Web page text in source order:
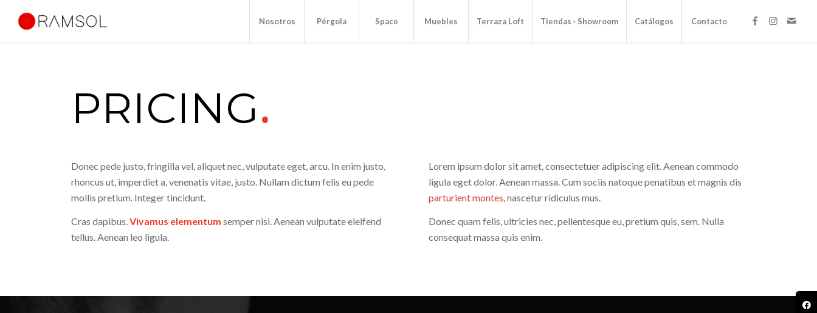
Nosotros Pérgola Space Muebles Terraza Loft Tiendas · Showroom Catálogos Contacto
PRICING.
Donec pede justo, fringilla vel, aliquet nec, vulputate eget, arcu. In enim justo,
rhoncus ut, imperdiet a, venenatis vitae, justo. Nullam dictum felis eu pede
mollis pretium. Integer tincidunt.
Cras dapibus.Vivamus elementum semper nisi. Aenean vulputate eleifend
tellus. Aenean leo ligula.
Lorem ipsum dolor sit amet, consectetuer adipiscing elit. Aenean commodo
ligula eget dolor. Aenean massa. Cum sociis natoque penatibus et magnis dis
parturient montes , nascetur ridiculus mus.
Donec quam felis, ultricies nec, pellentesque eu, pretium quis, sem. Nulla
consequat massa quis enim.